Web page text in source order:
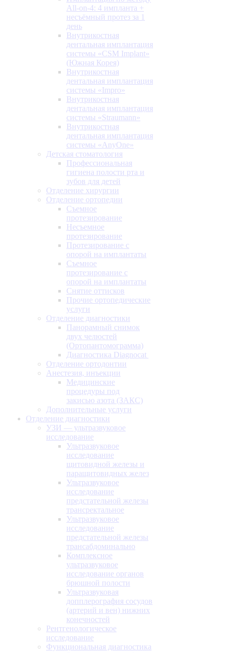
All-on-4: 4 импланта +
несъёмный протез за 1
день
Внутрикостная
дентальная имплантация
системы «CSM Implant»
(Южная Корея)
Внутрикостная
дентальная имплантация
системы «Impro»
Внутрикостная
дентальная имплантация
системы «Straumann»
Внутрикостная
дентальная имплантация
системы «AnyOne»
Детская стоматология
Профессиональная
гигиена полости рта и
зубов для детей
Отделение хирургии
Отделение ортопедии
Съемное
протезирование
Несъемное
протезирование
Протезирование с
опорой на имплантаты
Съемное
протезирование с
опорой на имплантаты
Снятие оттисков
Прочие ортопедические
услуги
Отделение диагностики
Панорамный снимок
двух челюстей
(Ортопантомограмма)
Диагностика Diagnocat
Отделение ортодонтии
Анестезия, инъекции
Медицинские
процедуры под
закисью азота (ЗАКС)
Дополнительные услуги
Отделение диагностики
УЗИ — ультразвуковое
исследование
Ультразвуковое
исследование
щитовидной железы и
паращитовидных желез
Ультразвуковое
исследование
предстательной железы
трансректальное
Ультразвуковое
исследование
предстательной железы
трансабдоминально
Комплексное
ультразвуковое
исследование органов
брюшной полости
Ультразвуковая
допплерография сосудов
(артерий и вен) нижних
конечностей
Рентгенологическое
исследование
Функциональная диагностика